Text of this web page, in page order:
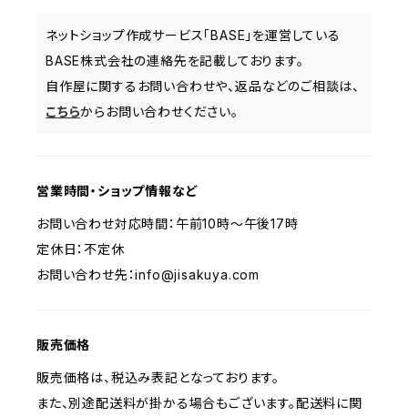
ネットショップ作成サービス「BASE」を運営している
BASE株式会社の連絡先を記載しております。
自作屋に関するお問い合わせや、返品などのご相談は、
こちらからお問い合わせください。
営業時間・ショップ情報など
お問い合わせ対応時間：午前10時〜午後17時
定休日：不定休
お問い合わせ先：info@jisakuya.com
販売価格
販売価格は、税込み表記となっております。
また、別途配送料が掛かる場合もございます。配送料に関